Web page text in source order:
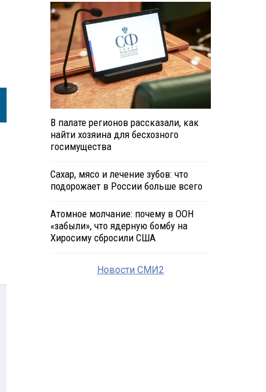
В палате регионов рассказали, как
найти хозяина для бесхозного
госимущества
Сахар, мясо и лечение зубов: что
подорожает в России больше всего
Атомное молчание: почему в ООН
«забыли», что ядерную бомбу на
Хиросиму сбросили США
Новости СМИ2